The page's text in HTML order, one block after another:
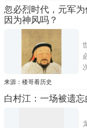
忽必烈时代，元军
因为神风吗？
来源：楼哥看历史
白村江：一场被遗